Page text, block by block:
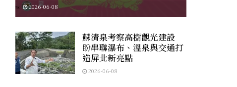
2026-06-08
蘇清泉考察高樹觀光建設
盼串聯瀑布、溫泉與交通打
造屏北新亮點
2026-06-08